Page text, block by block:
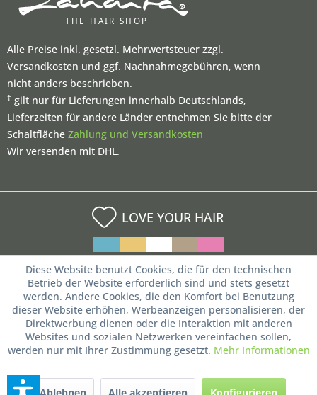
Alle Preise inkl. gesetzl. Mehrwertsteuer zzgl.
Versandkosten und ggf. Nachnahmegebühren, wenn
nicht anders beschrieben.
† gilt nur für Lieferungen innerhalb Deutschlands,
Lieferzeiten für andere Länder entnehmen Sie bitte der
Schaltfläche Zahlung und Versandkosten
Wir versenden mit DHL.
LOVE YOUR HAIR
Diese Website benutzt Cookies, die für den technischen
Betrieb der Website erforderlich sind und stets gesetzt
werden. Andere Cookies, die den Komfort bei Benutzung
dieser Website erhöhen, Werbeanzeigen personalisieren, der
Direktwerbung dienen oder die Interaktion mit anderen
Websites und sozialen Netzwerken vereinfachen sollen,
werden nur mit Ihrer Zustimmung gesetzt. Mehr Informationen